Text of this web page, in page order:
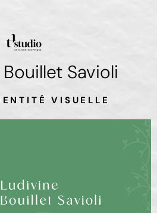
Savioli
VISUELLE